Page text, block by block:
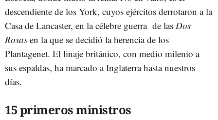
descendiente de los York, cuyos ejércitos derrotaron a la
Casa de Lancaster, en la célebre guerra de las Dos
Rosas en la que se decidió la herencia de los
Plantagenet. El linaje británico, con medio milenio a
sus espaldas, ha marcado a Inglaterra hasta nuestros
días.
15 primeros ministros